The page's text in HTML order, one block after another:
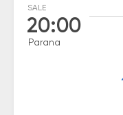
SALE
20:00
Parana